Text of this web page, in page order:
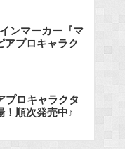
ンマーカー『マ
プロキャラク
プロキャラクタ
！順次発売中♪